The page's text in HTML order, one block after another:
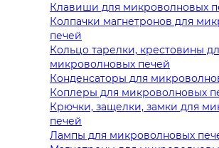
Клавиши для микроволновых
Колпачки магнетронов для
печей
Кольцо тарелки, крестовины
микроволновых печей
Конденсаторы для
Коплеры для микроволновых
Крючки, защелки, замки для
печей
Лампы для микроволновых